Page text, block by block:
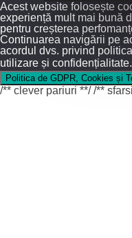
Acest website folosește
experiență mult mai bună
pentru creșterea
Continuarea navigării pe
acordul dvs. privind
utilizare și confidențialitate.
Politica de GDPR, Cookies și
/** clever pariuri **//**